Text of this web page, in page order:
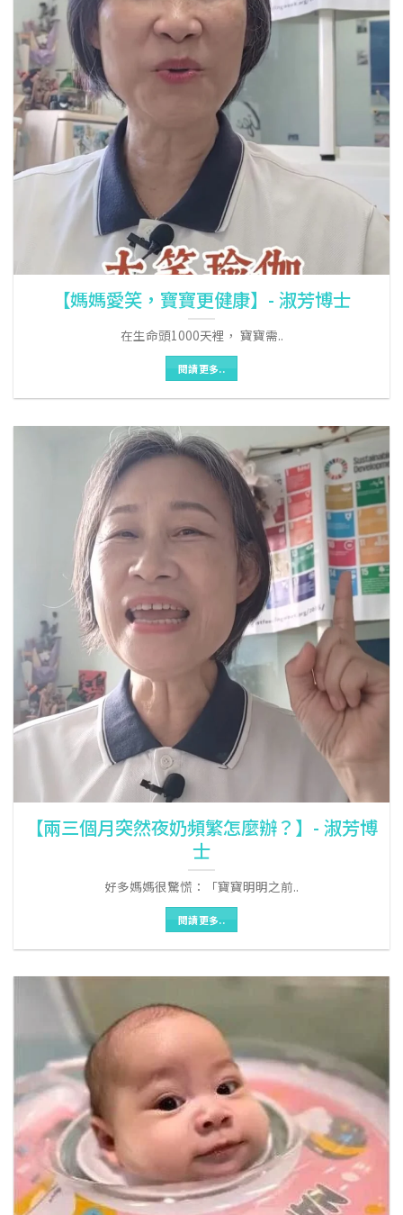
【媽媽愛笑，寶寶更健康】- 淑芳博士
在生命頭1000天裡， 寶寶需..
閱讀更多..
【兩三個月突然夜奶頻繁怎麼辦？】- 淑芳博
士
好多媽媽很驚慌：「寶寶明明之前..
閱讀更多..